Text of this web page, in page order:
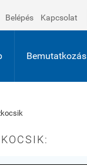
Belépés Kapcsolat
Bemutatkozás